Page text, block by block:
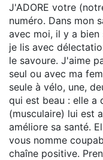
J'ADORE votre
numéro. Dans mon
avec moi, il y a bien
je lis avec
le savoure. J'aime
seul ou avec ma
seule à vélo, une,
qui est beau : elle a
(musculaire) lui est
améliore sa santé.
vous nomme
chaîne positive.